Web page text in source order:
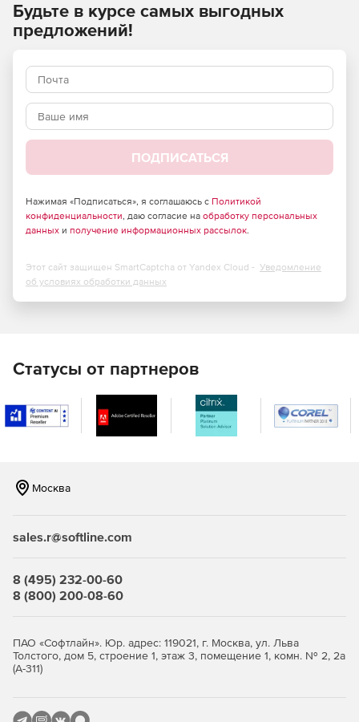
2 ГБ ОЗУ
Настольное устройство
Доступно обновление WIFI
Будьте в курсе самых выгодных
предложений!
ПОДПИСАТЬСЯ
Нажимая «Подписаться», я соглашаюсь с Политикой
конфиденциальности, даю согласие на обработку персональных
данных и получение информационных рассылок.
Этот сайт защищен SmartCaptcha от Yandex Cloud - Уведомление
об условиях обработки данных
Статусы от партнеров
Москва
sales.r@softline.com
8 (495) 232-00-60
8 (800) 200-08-60
ПАО «Софтлайн». Юр. адрес: 119021, г. Москва, ул. Льва
Толстого, дом 5, строение 1, этаж 3, помещение 1, комн. № 2, 2а
(А-311)